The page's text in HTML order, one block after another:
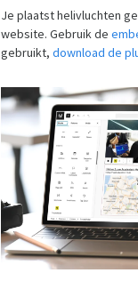
Je plaatst helivluchten
website. Gebruik de
gebruikt, download de